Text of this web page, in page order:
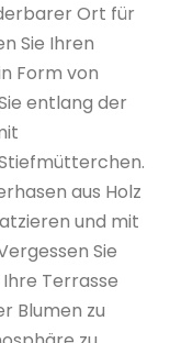
Ort für
Sie Ihren
Form von
entlang der
aus Holz
und mit
Sie
Terrasse
Blumen zu